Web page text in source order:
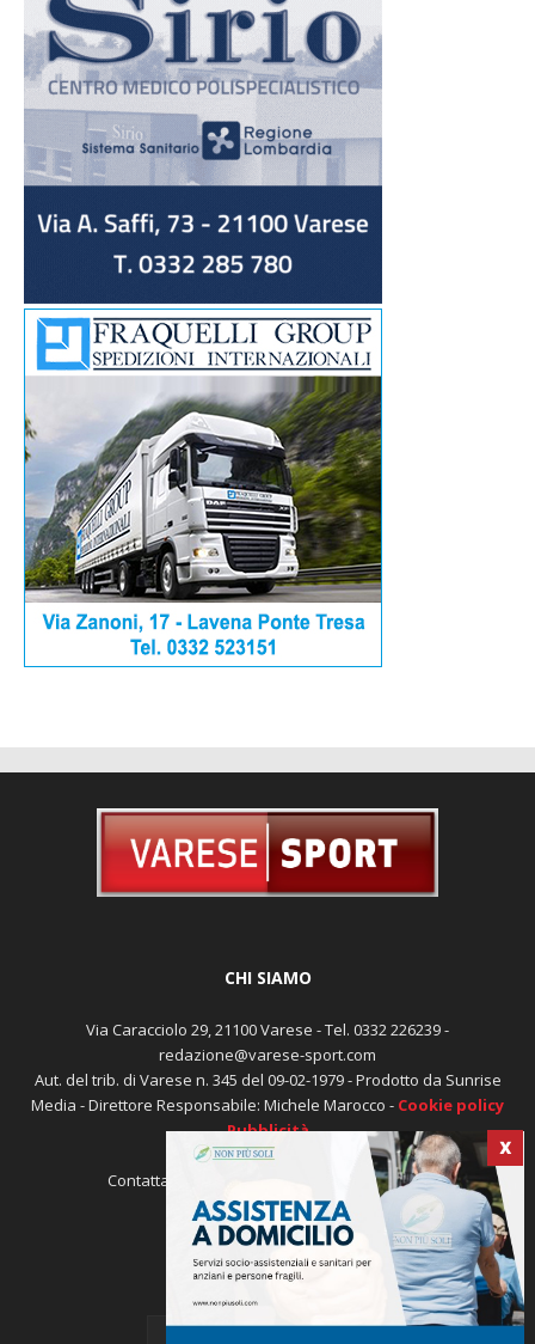
X
CHI SIAMO
Via Caracciolo 29, 21100 Varese - Tel. 0332 226239 -
redazione@varese-sport.com
Aut. del trib. di Varese n. 345 del 09-02-1979 - Prodotto da Sunrise
Media - Direttore Responsabile: Michele Marocco -Cookie policy
redazione@varese-sport.com
SEGUICI